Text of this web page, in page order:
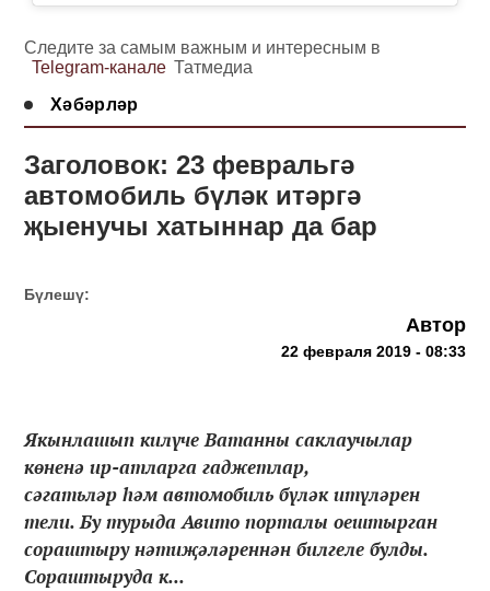
Следите за самым важным и интересным в
Telegram-канале Татмедиа
Хәбәрләр
Заголовок: 23 февральгә
автомобиль бүләк итәргә
җыенучы хатыннар да бар
Бүлешү:
Автор
22 февраля 2019 - 08:33
Якынлашып килүче Ватанны саклаучылар
көненә ир-атларга гаджетлар,
сәгатьләр һәм автомобиль бүләк итүләрен
тели. Бу турыда Авито порталы оештырган
сораштыру нәтиҗәләреннән билгеле булды.
Сораштыруда к...